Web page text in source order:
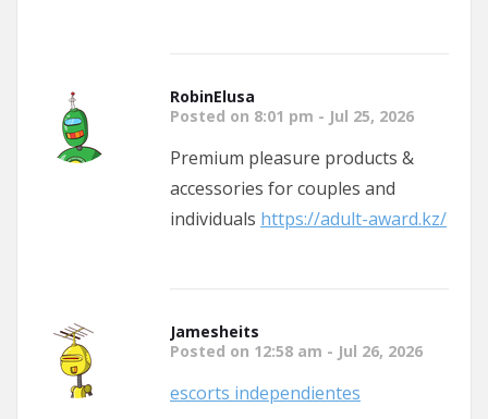
RobinElusa
Posted on 8:01 pm - Jul 25, 2026
Premium pleasure products &
accessories for couples and
individuals https://adult-award.kz/
Jamesheits
Posted on 12:58 am - Jul 26, 2026
escorts independientes